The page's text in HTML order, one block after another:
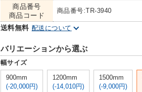
商品番号
商品コード
商品番号:TR-3940
送料無料 配送について
バリエーションから選ぶ
幅サイズ
900mm
(-20,000円)
1200mm
(-14,010円)
1500mm
(-9,000円)